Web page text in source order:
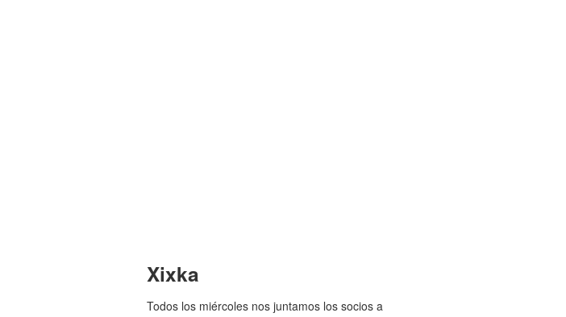
Xixka
Todos los miércoles nos juntamos los socios a